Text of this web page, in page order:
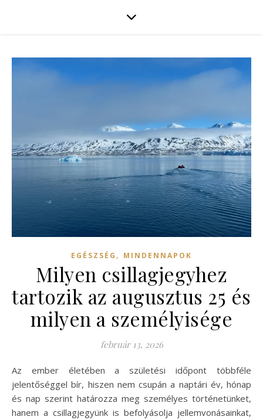
EGÉSZSÉG , MINDENNAPOK
Milyen csillagjegyhez
tartozik az augusztus 25 és
milyen a személyisége
február 13, 2026
Az ember életében a születési időpont többféle
jelentőséggel bír, hiszen nem csupán a naptári év, hónap
és nap szerint határozza meg személyes történetünket,
hanem a csillagjegyünk is befolyásolja jellemvonásainkat,